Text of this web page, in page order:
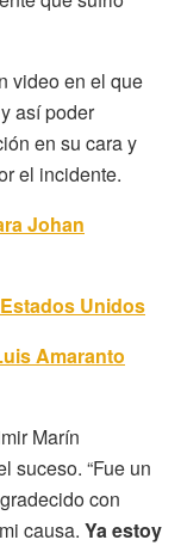
video en el que
así poder
en su cara y
el incidente.
Johan
Unidos
Amaranto
Marín
suceso. “Fue un
con
causa. Ya estoy